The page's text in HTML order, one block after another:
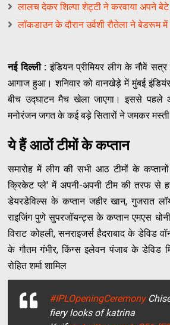
लालच देकर शिल्पा शेट्टी ने करवाया अपने
लॉकडाउन के दौरान उर्वशी रौतेला ने बेडरूम
नई दिल्ली : इंडियन प्रीमियर लीग के नौवें
आगाज हुआ। शनिवार को वानखेड़े में मुंबई
बीच उद्घाटन मैच खेला जाएगा। इससे पहले
मनोरंजन जगत के कई बड़े सितारों ने जमकर
ये हैं आठों टीमों के कप्तान
समारोह में लीग की सभी आठ टीमों के
क्रिकेट प्ले' में अपनी-अपनी टीम की तरफ से
डेयरडेविल्स के कप्तान जहीर खान, गुजरात
राइजिंग पुणे सुपरजॉयन्ट्स के कप्तान एमएस
विराट कोहली, सनराइजर्स हैदराबाद के डेविड
के गौतम गंभीर, किंग्स इलेवन पंजाब के डेविड
रोहित शर्मा शामिल
#IPLOpeningCeremony
fiery looks of katrina